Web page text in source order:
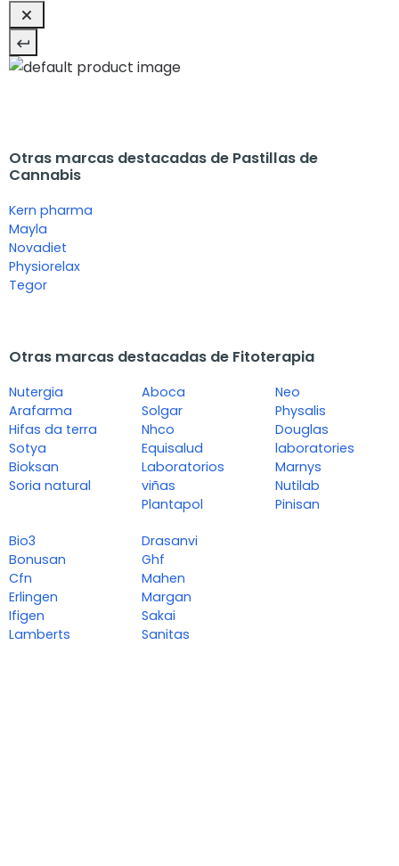
Otras marcas destacadas de Pastillas de
Cannabis
Kern pharma
Mayla
Novadiet
Physiorelax
Tegor
Otras marcas destacadas de Fitoterapia
Nutergia
Arafarma
Hifas da terra
Sotya
Bioksan
Soria natural
Aboca
Solgar
Nhco
Equisalud
Laboratorios
viñas
Plantapol
Neo
Physalis
Douglas
laboratories
Marnys
Nutilab
Pinisan
Bio3
Bonusan
Cfn
Erlingen
Ifigen
Lamberts
Drasanvi
Ghf
Mahen
Margan
Sakai
Sanitas